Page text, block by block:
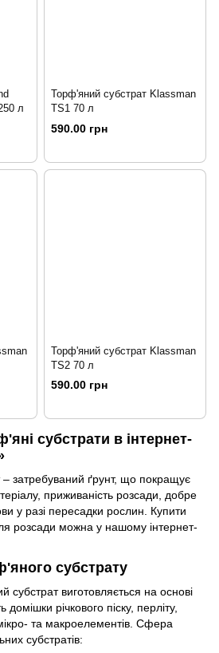
л
Торф'яний субстрат Klassman
TS1 70 л
590.00 грн
Торф'яний субстрат Klassman
TS2 70 л
590.00 грн
субстрати в інтернет-
– затребуваний ґрунт, що покращує
приживаність розсади, добре
у разі пересадки рослин. Купити
розсади можна у нашому інтернет-
субстрату
субстрат виготовляється на основі
річкового піску, перліту,
та макроелементів. Сфера
субстратів: